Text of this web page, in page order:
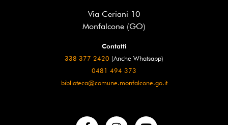
Via Ceriani 10
Monfalcone (GO)
Contatti
338 377 2420 (Anche Whatsapp)
0481 494 373
biblioteca@comune.monfalcone.go.it